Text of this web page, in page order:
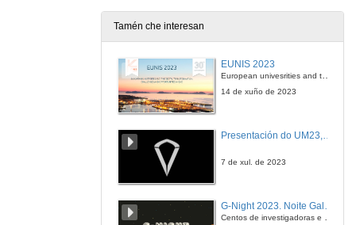
Tamén che interesan
EUNIS 2023
European univesrities and the digital transformation: challenges and opportunities ahead
14 de xuño de 2023
7 de xul. de 2023
G-Night 2023. Noite Galega das Persoas Investigadoras. Conciencias creativas
Centos de investigadoras e investigadores, decenas de actividades e sete cidades